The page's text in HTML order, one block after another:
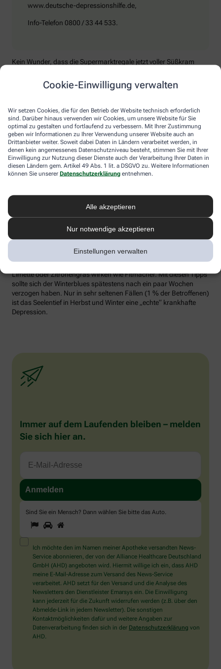
Cookie-Einwilligung verwalten
Wir setzen Cookies, die für den Betrieb der Website technisch erforderlich
sind. Darüber hinaus verwenden wir Cookies, um unsere Website für Sie
optimal zu gestalten und fortlaufend zu verbessern. Mit Ihrer Zustimmung
geben wir Informationen zu Ihrer Verwendung unserer Website auch an
Drittanbieter weiter. Soweit dabei Daten in Ländern verarbeitet werden, in
denen kein angemessenes Datenschutzniveau besteht, stimmen Sie mit Ihrer
Einwilligung zur Nutzung dieser Dienste auch der Verarbeitung Ihrer Daten in
diesen Ländern gem. Artikel 49 Abs. 1 lit. a DSGVO zu. Weitere Informationen
können Sie unserer Datenschutzerklärung entnehmen.
Alle akzeptieren
Nur notwendige akzeptieren
Einstellungen verwalten
www.deutsche-depressionshilfe.de,
Info-Telefon 0800 / 33 44 533.
Kein Wunder, dass die Supermarktregale jetzt voller Süßkram
Zucker – also Kohlenhydrate – und die Aminosäure Tryptophan.
Das sind Substanzen, aus denen der Körper das Happy-Hormon
Gewichtszunahme trägt allerdings nicht dazu bei, dass man sich
besser fühlt. Mediziner raten, besser zu B-Vitaminen zu greifen.
Die liefern unter anderem Baustoffe für Serotonin, fördern den
Energiestoffwechsel und unterstützen die Stressverarbeitung.
Kontraproduktiv beim Wintertief: sich einzuigeln und
zurückzuziehen. Im Gegenteil: Aktiv zu bleiben, mit Familie und
Freunden etwas zu unternehmen, viel frische Luft zu tanken und
Sommer-Feeling lässt sich auch zurückholen: mit anderen in
Erinnerungen vom Urlaub schwelgen. Fotos anschauen. Die
Geruchsrezeptoren der Nase sind direkt mit dem Teil des Gehirns
Limette oder Zitronengras wirken wie Fitmacher. Mit diesen Tipps
sollte sich der Winterblues spätestens nach ein paar Wochen
verzogen haben. Nur in sehr seltenen Fällen (1 % der Betroffenen)
ist das Seelentief in Herbst und Winter eine „echte“ krankhafte
Depression.
Immer auf dem Laufenden bleiben – melden
Sie sich hier an.
Sind Sie ein Mensch? Dann wählen Sie bitte das Auto.
Sind
Sie
ein
Mensch?
Dann
wählen
Sie
bitte
das
Auto.
1 2
Ich möchte den im Namen meiner Apotheke versandten News-
Service abonnieren, der von der Alliance Healthcare Deutschland
GmbH (AHD) angeboten wird. Hiermit willige ich ein, dass AHD
meine E-Mail-Adresse zum Versand des News-Service
verarbeitet. AHD setzt für den Versand und die Analyse des
Newsletters den Dienstleister Emarsys ein. Die Einwilligung
kann jederzeit für die Zukunft widerrufen werden (z.B. über den
Abmelde-Link in jedem Newsletter). Die sonstigen
Kontaktmöglichkeiten dafür und weitere Angaben zur
Datenverarbeitung finden sich in der Datenschutzerklärung von
AHD.